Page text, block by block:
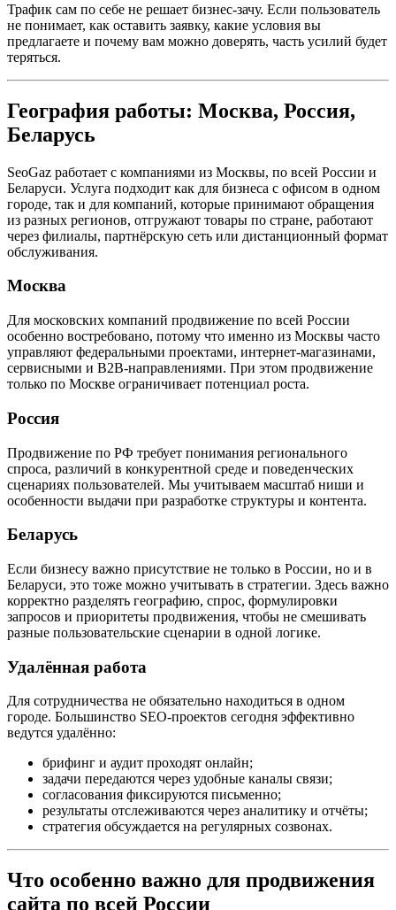
Трафик сам по себе не решает бизнес-зачу. Если пользователь
не понимает, как оставить заявку, какие условия вы
предлагаете и почему вам можно доверять, часть усилий будет
теряться.
География работы: Москва, Россия,
Беларусь
SeoGaz работает с компаниями из Москвы, по всей России и
Беларуси. Услуга подходит как для бизнеса с офисом в одном
городе, так и для компаний, которые принимают обращения
из разных регионов, отгружают товары по стране, работают
через филиалы, партнёрскую сеть или дистанционный формат
обслуживания.
Москва
Для московских компаний продвижение по всей России
особенно востребовано, потому что именно из Москвы часто
управляют федеральными проектами, интернет-магазинами,
сервисными и B2B-направлениями. При этом продвижение
только по Москве ограничивает потенциал роста.
Россия
Продвижение по РФ требует понимания регионального
спроса, различий в конкурентной среде и поведенческих
сценариях пользователей. Мы учитываем масштаб ниши и
особенности выдачи при разработке структуры и контента.
Беларусь
Если бизнесу важно присутствие не только в России, но и в
Беларуси, это тоже можно учитывать в стратегии. Здесь важно
корректно разделять географию, спрос, формулировки
запросов и приоритеты продвижения, чтобы не смешивать
разные пользовательские сценарии в одной логике.
Удалённая работа
Для сотрудничества не обязательно находиться в одном
городе. Большинство SEO-проектов сегодня эффективно
ведутся удалённо:
брифинг и аудит проходят онлайн;
задачи передаются через удобные каналы связи;
согласования фиксируются письменно;
результаты отслеживаются через аналитику и отчёты;
стратегия обсуждается на регулярных созвонах.
Что особенно важно для продвижения
сайта по всей России